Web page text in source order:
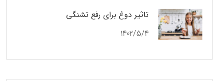
تاثیر دوغ برای رفع تشنگی
1402/5/4